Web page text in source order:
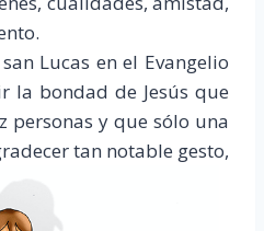
Lucas en el Evangelio
la bondad de Jesús que
personas y que sólo una
ecer tan notable gesto,